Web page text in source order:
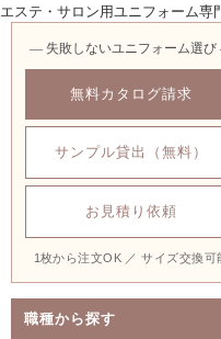
エステ・サロン用ユニフォーム専
― 失敗しないユニフォーム選
無料カタログ請求
サンプル貸出（無料）
お見積り依頼
1枚から注文OK ／ サイズ交換可
職種から探す